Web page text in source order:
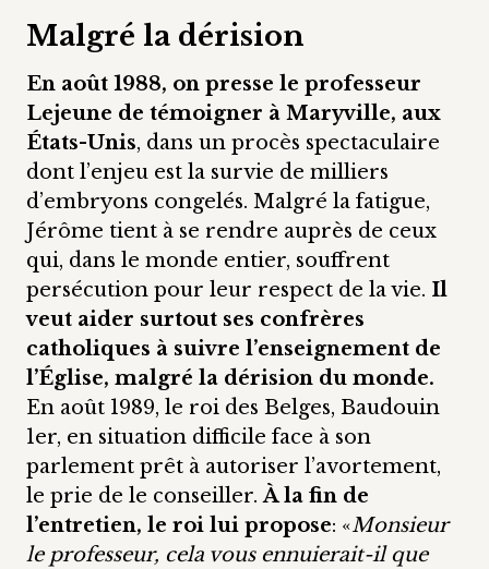
Malgré la dérision
En août 1988, on presse le professeur
Lejeune de témoigner à Maryville, aux
États-Unis, dans un procès spectaculaire
dont l’enjeu est la survie de milliers
d’embryons congelés. Malgré la fatigue,
Jérôme tient à se rendre auprès de ceux
qui, dans le monde entier, souffrent
persécution pour leur respect de la vie. Il
veut aider surtout ses confrères
catholiques à suivre l’enseignement de
l’Église, malgré la dérision du monde.
En août 1989, le roi des Belges, Baudouin
1er, en situation difficile face à son
parlement prêt à autoriser l’avortement,
le prie de le conseiller.À la fin de
l’entretien, le roi lui propose: «Monsieur
le professeur, cela vous ennuierait-il que